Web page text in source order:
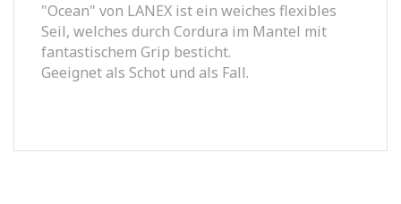
"Ocean" von LANEX ist ein weiches flexibles
Seil, welches durch Cordura im Mantel mit
fantastischem Grip besticht.
Geeignet als Schot und als Fall.